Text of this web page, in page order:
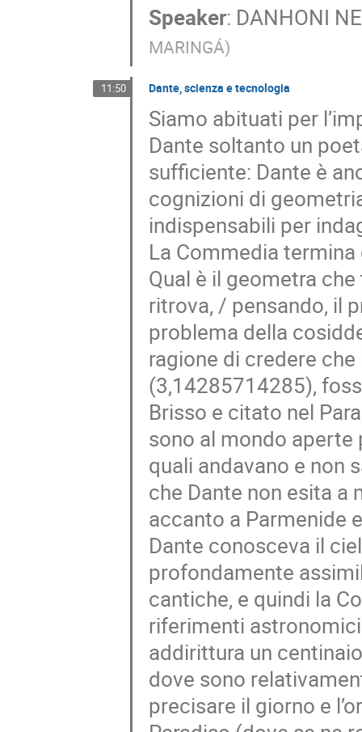
Speaker: DANHONI
MARINGÁ)
11:50 Dante, scienza e tecnologia
Siamo abituati per
Dante soltanto un
sufficiente: Dante è
cognizioni di
indispensabili per
La Commedia
Qual è il geometra
ritrova, / pensando, il
problema della
ragione di credere
(3,14285714285),
Brisso e citato nel
sono al mondo
quali andavano e non
che Dante non esita a
accanto a Parmenide
Dante conosceva il
profondamente
cantiche, e quindi la
riferimenti
addirittura un
dove sono
precisare il giorno e